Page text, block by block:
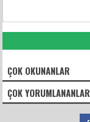
ÇOK OKUNANLAR
ÇOK YORUMLANANLAR